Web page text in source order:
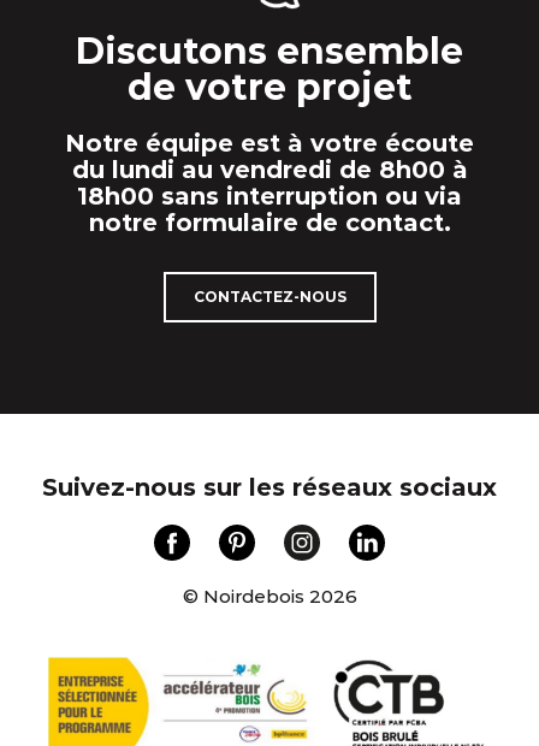
Discutons ensemble
de votre projet
Notre équipe est à votre écoute
du lundi au vendredi de 8h00 à
18h00 sans interruption ou via
notre formulaire de contact.
CONTACTEZ-NOUS
Suivez-nous sur les réseaux sociaux
© Noirdebois 2026